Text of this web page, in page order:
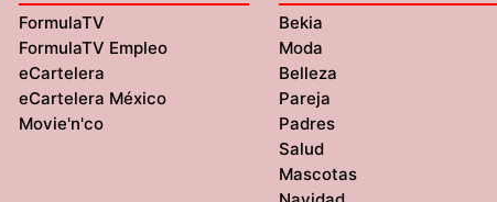
FormulaTV
FormulaTV Empleo
eCartelera
eCartelera México
Movie'n'co
Bekia
Moda
Belleza
Pareja
Padres
Salud
Mascotas